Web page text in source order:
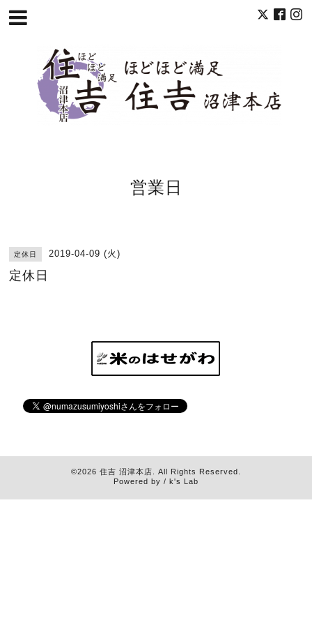
営業日
定休日 2019-04-09 (火)
定休日
©2026 住吉 沼津本店 . All Rights Reserved.
Powered by / k's Lab